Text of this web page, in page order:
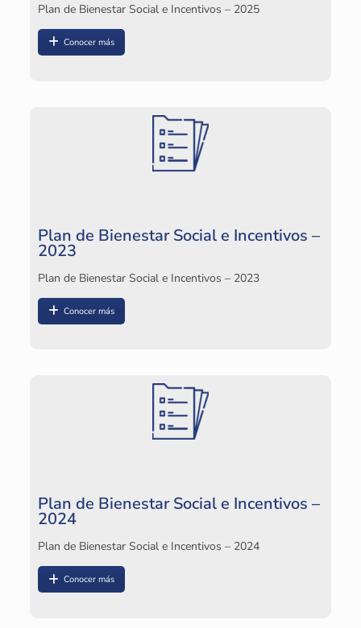
Plan de Bienestar Social e Incentivos – 2025
Conocer más
Plan de Bienestar Social e Incentivos –
2023
Plan de Bienestar Social e Incentivos – 2023
Conocer más
Plan de Bienestar Social e Incentivos –
2024
Plan de Bienestar Social e Incentivos – 2024
Conocer más